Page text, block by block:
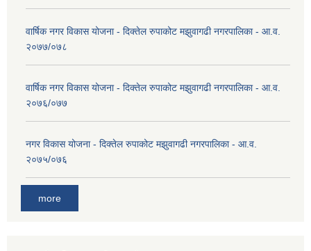
वार्षिक नगर विकास योजना - दिक्तेल रुपाकोट मझुवागढी नगरपालिका - आ.व.
२०७७/०७८
वार्षिक नगर विकास योजना - दिक्तेल रुपाकोट मझुवागढी नगरपालिका - आ.व.
२०७६/०७७
नगर विकास योजना - दिक्तेल रुपाकोट मझुवागढी नगरपालिका - आ.व.
२०७५/०७६
more